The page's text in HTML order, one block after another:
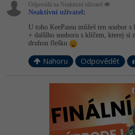
Odpovídá na Neaktivní uživatel
Neaktivní uživatel :
U toho KeePassu můžeš ten soubor
+ dalšího souboru s klíčem, kterej si
druhou flešku
Nahoru Odpovědět